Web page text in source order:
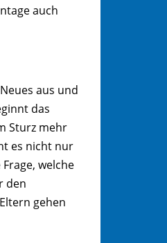
auch
aus und
das
Sturz mehr
es nicht nur
welche
den
gehen